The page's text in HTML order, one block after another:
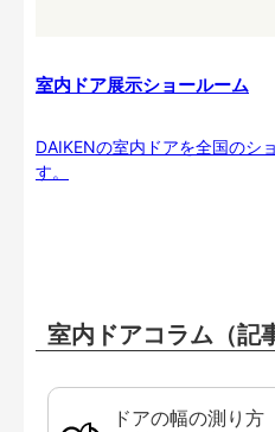
室内ドア展示ショールーム
DAIKENの室内ドアを全国のシ
す。
室内ドアコラム（記
ドアの幅の測り